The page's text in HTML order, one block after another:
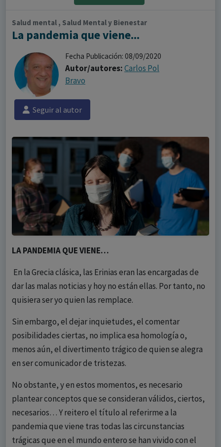
Salud mental , Salud Mental y Bienestar
La pandemia que viene...
Fecha Publicación: 08/09/2020
Autor/autores:Carlos Pol
Bravo
Seguir al autor
LA PANDEMIA QUE VIENE…
En la Grecia clásica, las Erinias eran las encargadas de
dar las malas noticias y hoy no están ellas. Por tanto, no
quisiera ser yo quien las remplace.
Sin embargo, el dejar inquietudes, el comentar
posibilidades ciertas, no implica esa homología o,
menos aún, el divertimento trágico de quien se alegra
en ser comunicador de tristezas.
No obstante, y en estos momentos, es necesario
plantear conceptos que se consideran válidos, ciertos,
necesarios… Y reitero el título al referirme a la
pandemia que viene tras todas las circunstancias
trágicas que en el mundo entero se han vivido con el